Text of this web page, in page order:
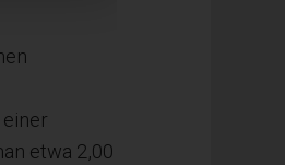
etwa 2,00